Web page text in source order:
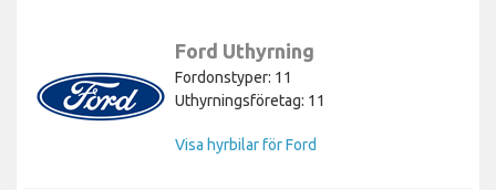
Ford Uthyrning
Fordonstyper: 11
Uthyrningsföretag: 11
Visa hyrbilar för Ford